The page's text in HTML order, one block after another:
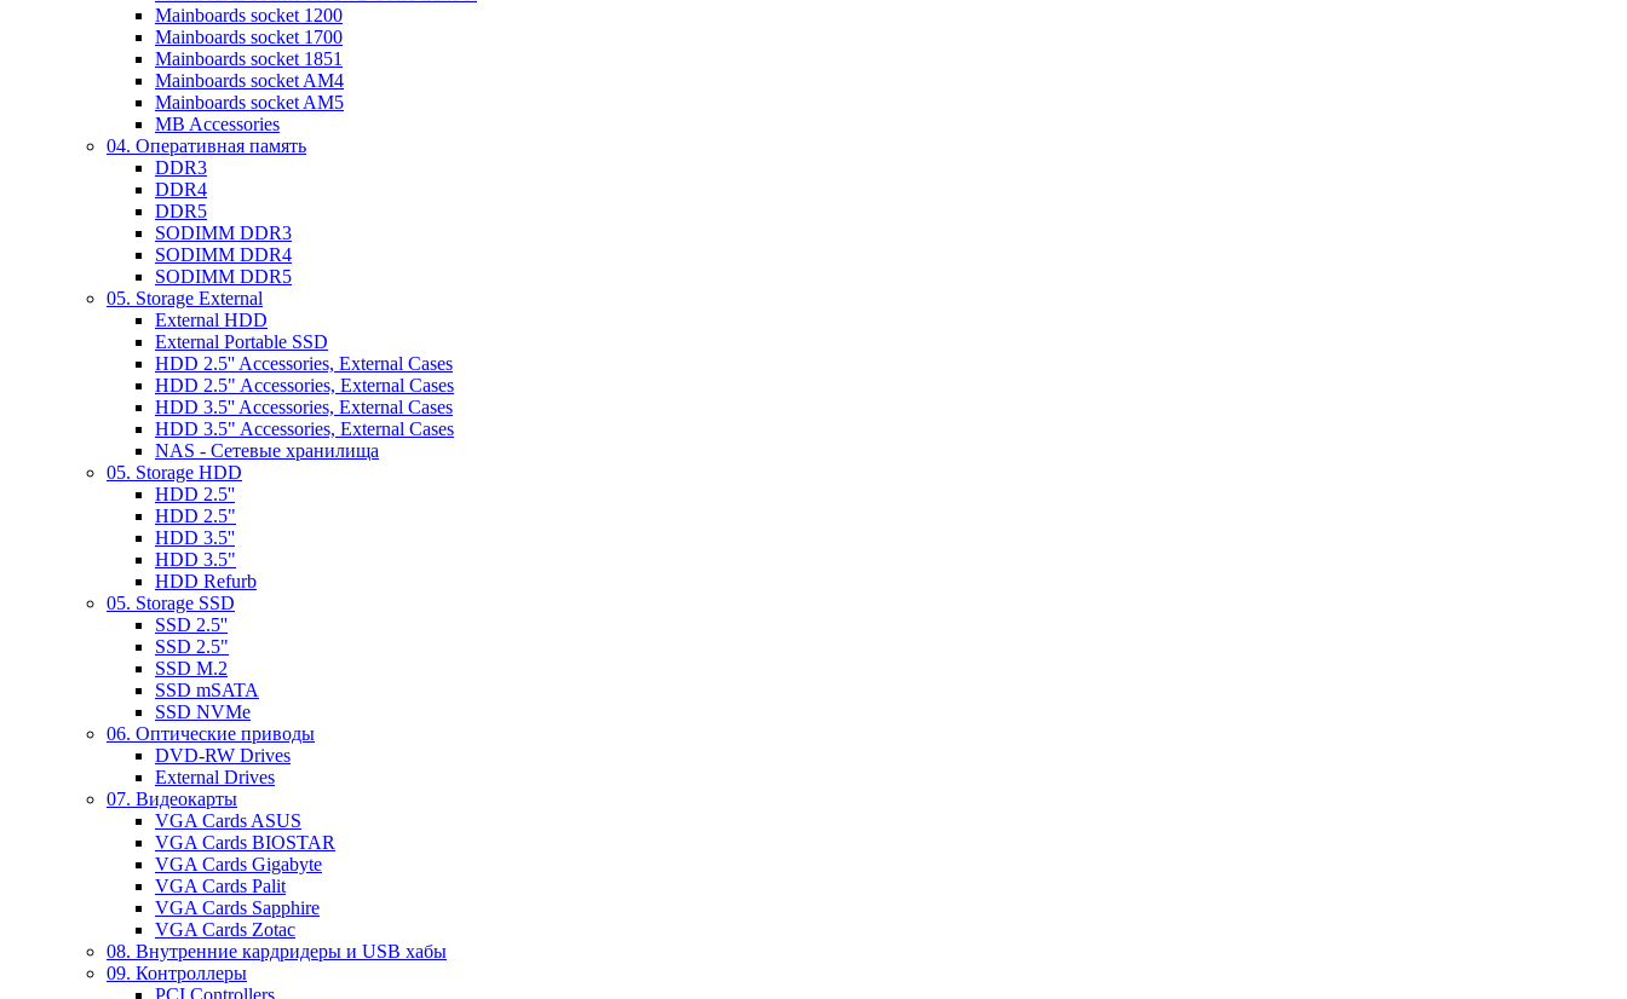
Mainboards socket 1200
Mainboards socket 1700
Mainboards socket 1851
Mainboards socket AM4
Mainboards socket AM5
MB Accessories
04. Оперативная память
DDR3
DDR4
DDR5
SODIMM DDR3
SODIMM DDR4
SODIMM DDR5
05. Storage External
External HDD
External Portable SSD
HDD 2.5'' Accessories, External Cases
HDD 2.5" Accessories, External Cases
HDD 3.5'' Accessories, External Cases
HDD 3.5" Accessories, External Cases
NAS - Сетевые хранилища
05. Storage HDD
HDD 2.5''
HDD 2.5"
HDD 3.5''
HDD 3.5"
HDD Refurb
05. Storage SSD
SSD 2.5''
SSD 2.5"
SSD M.2
SSD mSATA
SSD NVMe
06. Оптические приводы
DVD-RW Drives
External Drives
07. Видеокарты
VGA Cards ASUS
VGA Cards BIOSTAR
VGA Cards Gigabyte
VGA Cards Palit
VGA Cards Sapphire
VGA Cards Zotac
08. Внутренние кардридеры и USB хабы
09. Контроллеры
PCI Controllers